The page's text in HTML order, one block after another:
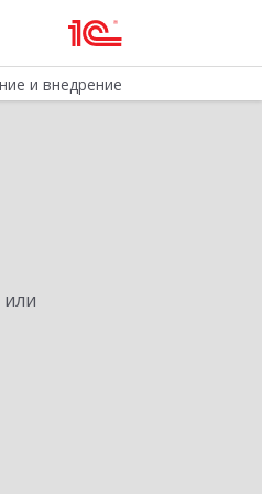
и внедрение